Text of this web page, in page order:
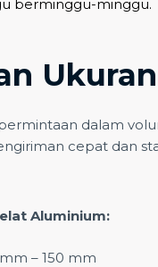
berminggu-minggu.
Ukuran
dalam
cepat dan
Aluminium:
– 150 mm